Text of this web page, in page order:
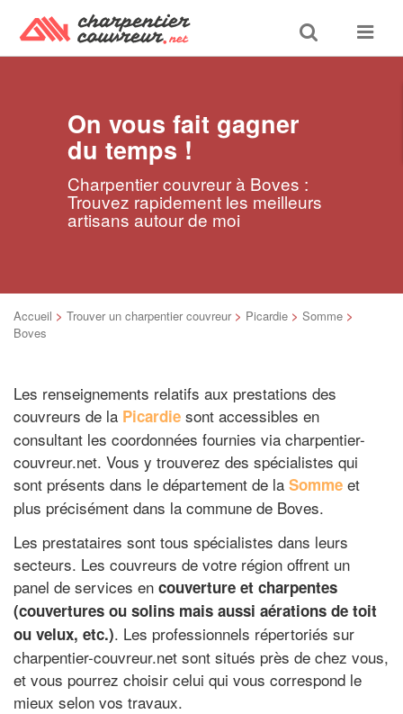
Toggle
search
Toggle
On vous fait gagner
du temps !
Charpentier couvreur à Boves :
Trouvez rapidement les meilleurs
artisans autour de moi
Accueil > Trouver un charpentier couvreur > Picardie > Somme >
Boves
Les renseignements relatifs aux prestations des
couvreurs de la Picardie sont accessibles en
consultant les coordonnées fournies via charpentier-
couvreur.net. Vous y trouverez des spécialistes qui
sont présents dans le département de la Somme et
plus précisément dans la commune de Boves.
Les prestataires sont tous spécialistes dans leurs
secteurs. Les couvreurs de votre région offrent un
panel de services en couverture et charpentes
(couvertures ou solins mais aussi aérations de toit
ou velux, etc.). Les professionnels répertoriés sur
charpentier-couvreur.net sont situés près de chez vous,
et vous pourrez choisir celui qui vous correspond le
mieux selon vos travaux.